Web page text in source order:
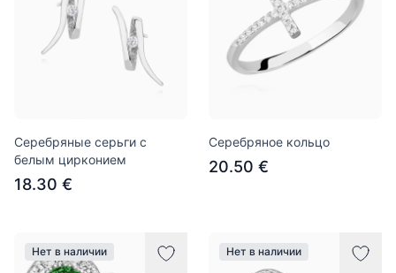
Cеребряные серьги с
белым цирконием
18.30 €
Серебряное кольцо
20.50 €
Нет в наличии Нет в наличии